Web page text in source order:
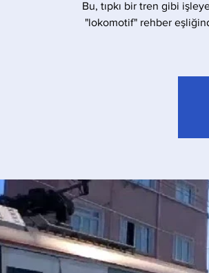
Bu, tıpkı bir tren gibi
"lokomotif" rehber